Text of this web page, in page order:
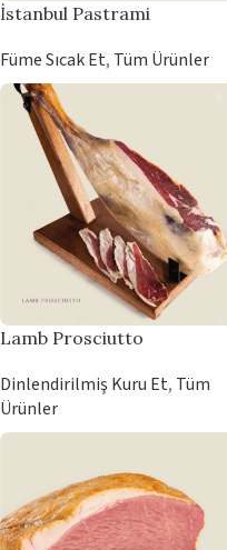
İstanbul Pastrami
Füme Sıcak Et, Tüm Ürünler
Lamb Prosciutto
Dinlendirilmiş Kuru Et, Tüm
Ürünler